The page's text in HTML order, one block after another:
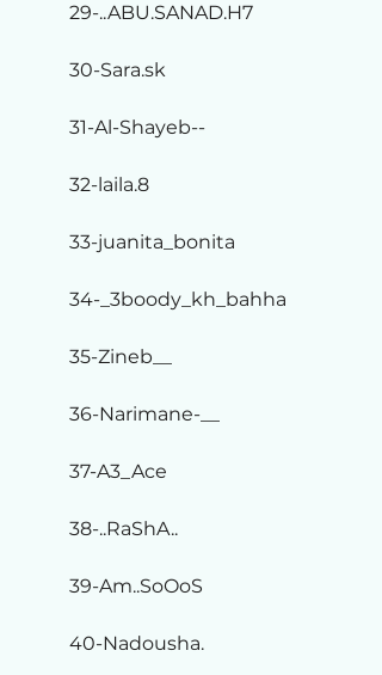
29-..ABU.SANAD.H7
30-Sara.sk
31-Al-Shayeb--
32-laila.8
33-juanita_bonita
34-_3boody_kh_bahha
35-Zineb__
36-Narimane-__
37-A3_Ace
38-..RaShA..
39-Am..SoOoS
40-Nadousha.